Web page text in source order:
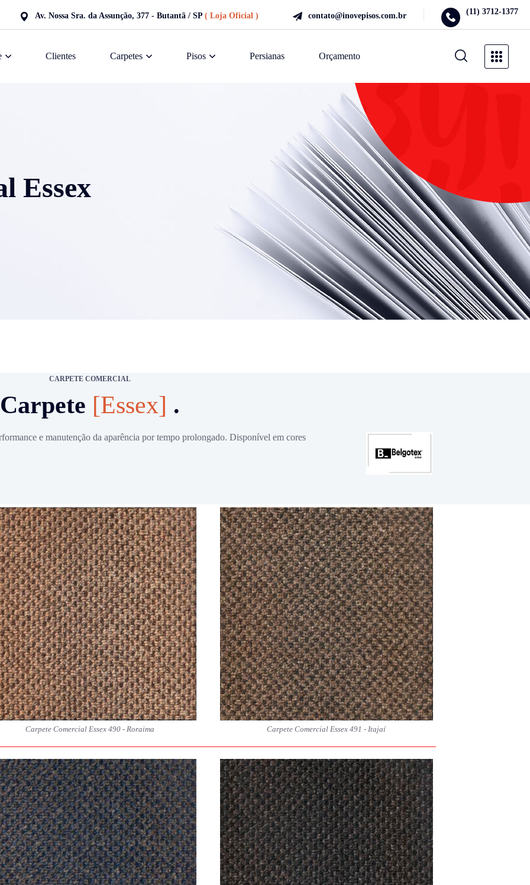
Av. Nossa Sra. da Assunção, 377 - Butantã / SP ( Loja Oficial ) contato@inovepisos.com.br (11) 3712-1377
Clientes Carpetes Pisos Persianas Orçamento
Essex
CARPETE COMERCIAL
Carpete [Essex] .
e manutenção da aparência por tempo prolongado. Disponível em cores
Carpete Comercial Essex 490 - Roraima Carpete Comercial Essex 491 - Itajaí